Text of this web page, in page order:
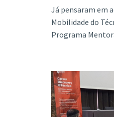
Já pensaram em
Mobilidade do
Programa